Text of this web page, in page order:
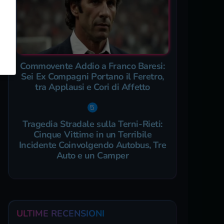
Commovente Addio a Franco Baresi:
Sei Ex Compagni Portano il Feretro,
tra Applausi e Cori di Affetto
Tragedia Stradale sulla Terni-Rieti:
Cinque Vittime in un Terribile
Incidente Coinvolgendo Autobus, Tre
Auto e un Camper
ULTIME RECENSIONI